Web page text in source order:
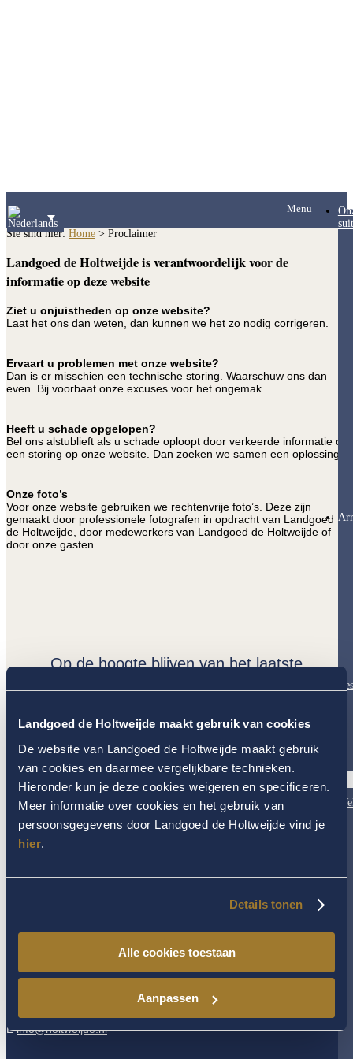
Landgoed de Holtweijde maakt gebruik van cookies
De website van Landgoed de Holtweijde maakt gebruik
van cookies en daarmee vergelijkbare technieken.
Hieronder kun je deze cookies weigeren en specificeren.
Meer informatie over cookies en het gebruik van
persoonsgegevens door Landgoed de Holtweijde vind je
hier.
Details tonen
Alle cookies toestaan
Aanpassen
Menu
Sie sind hier: Home > Proclaimer
Landgoed de Holtweijde is verantwoordelijk voor de
informatie op deze website
Ziet u onjuistheden op onze website?
Laat het ons dan weten, dan kunnen we het zo nodig corrigeren.
Ervaart u problemen met onze website?
Dan is er misschien een technische storing. Waarschuw ons dan
even. Bij voorbaat onze excuses voor het ongemak.
Heeft u schade opgelopen?
Bel ons alstublieft als u schade oploopt door verkeerde informatie of
een storing op onze website. Dan zoeken we samen een oplossing.
Onze foto’s
Voor onze website gebruiken we rechtenvrije foto’s. Deze zijn
gemaakt door professionele fotografen in opdracht van Landgoed
de Holtweijde, door medewerkers van Landgoed de Holtweijde of
door onze gasten.
Op de hoogte blijven van het laatste
Schrijf u dan hieronder in voor onze nieuwsbrief! Wij informeren u
[vfb id=1]
CONTACT
F 0031-(0)541-229445
Einfo@holtweijde.nl